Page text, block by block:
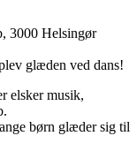
3000 Helsingør
glæden ved dans!
elsker musik,
børn glæder sig til